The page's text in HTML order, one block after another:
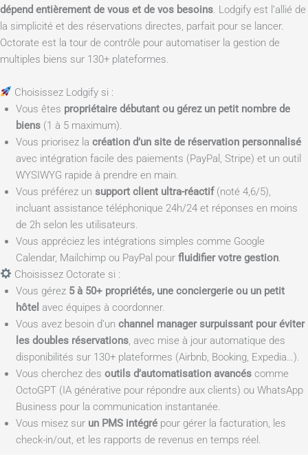
dépend entièrement de vous et de vos besoins . Lodgify est l’allié de
la simplicité et des réservations directes, parfait pour se lancer.
Octorate est la tour de contrôle pour automatiser la gestion de
multiples biens sur 130+ plateformes.
Choisissez Lodgify si :
Vous êtes propriétaire débutant ou gérez un petit nombre de
biens(1 à 5 maximum).
Vous priorisez la création d’un site de réservation personnalisé
avec intégration facile des paiements (PayPal, Stripe) et un outil
WYSIWYG rapide à prendre en main.
Vous préférez un support client ultra-réactif(noté 4,6/5),
incluant assistance téléphonique 24h/24 et réponses en moins
de 2h selon les utilisateurs.
Vous appréciez les intégrations simples comme Google
Calendar, Mailchimp ou PayPal pour fluidifier votre gestion.
Choisissez Octorate si :
Vous gérez 5 à 50+ propriétés, une conciergerie ou un petit
hôtel avec équipes à coordonner.
Vous avez besoin d’un channel manager surpuissant pour éviter
les doubles réservations, avec mise à jour automatique des
disponibilités sur 130+ plateformes (Airbnb, Booking, Expedia…).
Vous cherchez des outils d’automatisation avancéscomme
OctoGPT (IA générative pour répondre aux clients) ou WhatsApp
Business pour la communication instantanée.
Vous misez sur un PMS intégrépour gérer la facturation, les
check-in/out, et les rapports de revenus en temps réel.